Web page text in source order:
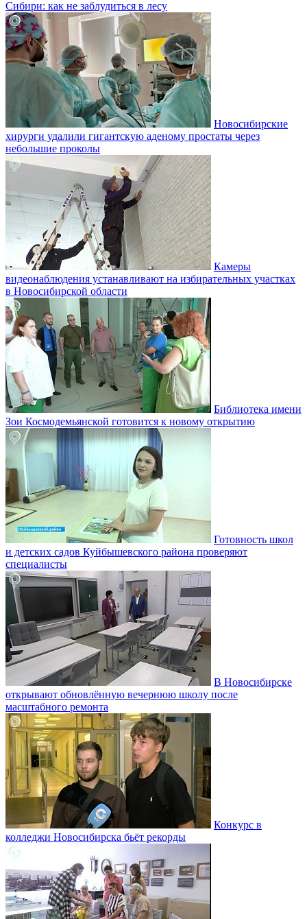
Сибири: как не заблудиться в лесу
Новосибирские
хирурги удалили гигантскую аденому простаты через
небольшие проколы
Камеры
видеонаблюдения устанавливают на избирательных участках
в Новосибирской области
Библиотека имени
Зои Космодемьянской готовится к новому открытию
Готовность школ
и детских садов Куйбышевского района проверяют
специалисты
В Новосибирске
открывают обновлённую вечернюю школу после
масштабного ремонта
Конкурс в
колледжи Новосибирска бьёт рекорды